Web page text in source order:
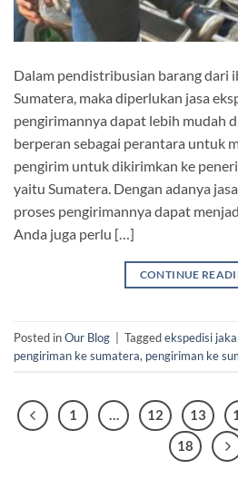
Dalam pendistribusian barang dari
Sumatera, maka diperlukan jasa
pengirimannya dapat lebih mudah
berperan sebagai perantara untuk
pengirim untuk dikirimkan ke
yaitu Sumatera. Dengan adanya
proses pengirimannya dapat
Anda juga perlu […]
CONTINUE
Posted inOur Blog | Taggedekspedisi
pengiriman ke sumatera, pengiriman ke
1 … 12 13
18